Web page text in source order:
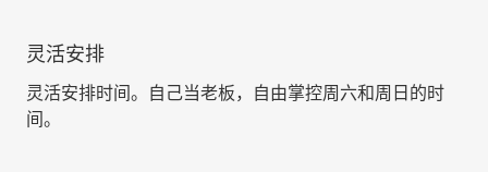
灵活安排
灵活安排时间。自己当老板，自由掌控周六和周日的时
间。